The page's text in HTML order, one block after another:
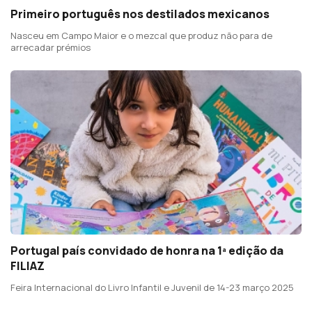
Primeiro português nos destilados mexicanos
Nasceu em Campo Maior e o mezcal que produz não para de
arrecadar prémios
Portugal país convidado de honra na 1ª edição da
FILIAZ
Feira Internacional do Livro Infantil e Juvenil de 14-23 março 2025